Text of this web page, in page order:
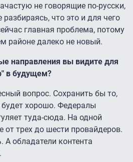
не говорящие по-русски,
разбираясь, что это и для чего
главная проблема, потому
районе далеко не новый.
направления вы видите для
в будущем?
вопрос. Сохранить бы то,
будет хорошо. Федералы
туда-сюда. На одной
от трех до шести провайдеров.
А обладатели контента